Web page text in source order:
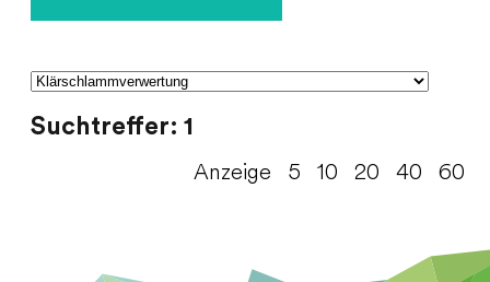
Suchtreffer: 1
Anzeige 5 10 20 40 60